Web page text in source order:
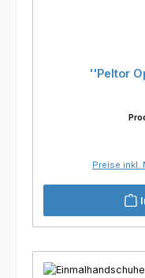
''Peltor
Preise inkl.